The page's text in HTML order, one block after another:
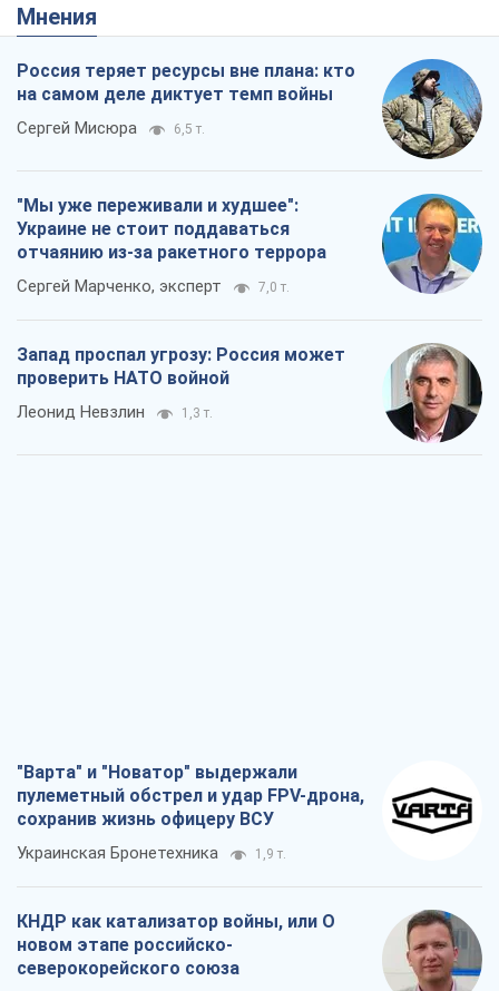
Мнения
Россия теряет ресурсы вне плана: кто
на самом деле диктует темп войны
Сергей Мисюра 6,5 т.
"Мы уже переживали и худшее":
Украине не стоит поддаваться
отчаянию из-за ракетного террора
Сергей Марченко, эксперт 7,0 т.
Запад проспал угрозу: Россия может
проверить НАТО войной
Леонид Невзлин 1,3 т.
"Варта" и "Новатор" выдержали
пулеметный обстрел и удар FPV-дрона,
сохранив жизнь офицеру ВСУ
Украинская Бронетехника 1,9 т.
КНДР как катализатор войны, или О
новом этапе российско-
северокорейского союза